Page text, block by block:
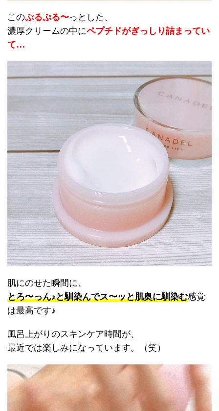
このぷるぷる〜っとした、
濃厚クリームの中にペプチドがぎっしり詰まってい
て…
肌にのせた瞬間に、
とろ〜っん♪と馴染んでス〜ッと肌奥に馴染む感覚
は最高です♪
風呂上がりのスキンケア時間が、
最近では楽しみになっています。（笑）